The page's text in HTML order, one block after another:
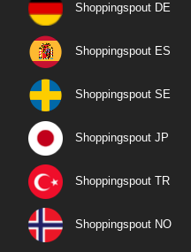
Shoppingspout DE
Shoppingspout ES
Shoppingspout SE
Shoppingspout JP
Shoppingspout TR
Shoppingspout NO